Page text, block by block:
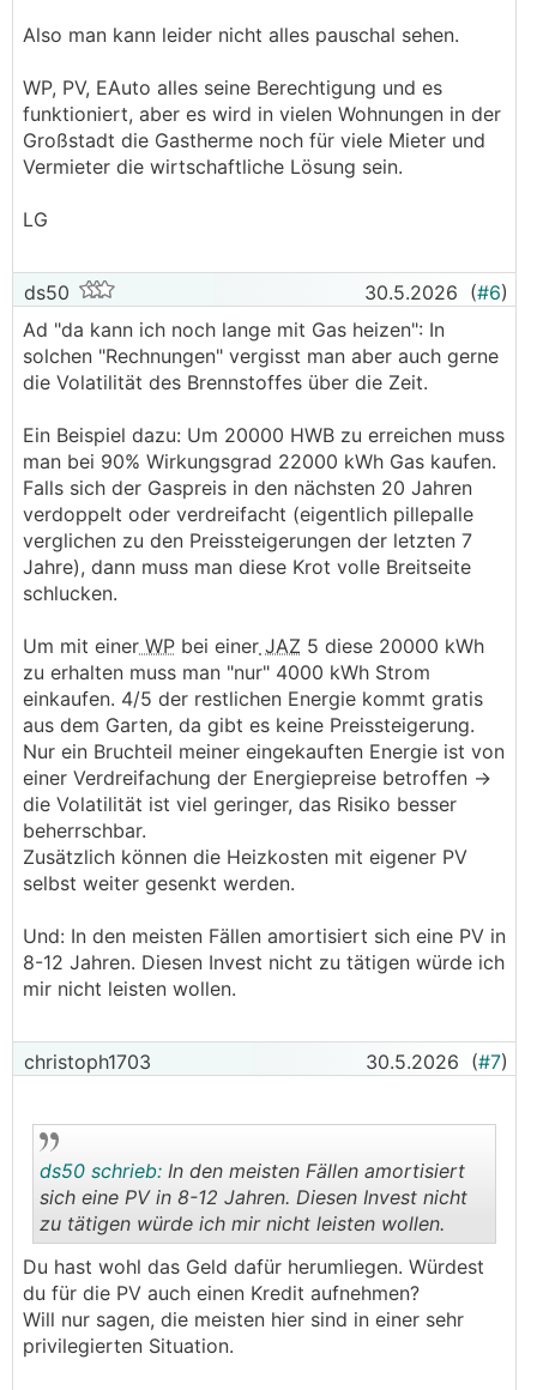
Also man kann leider nicht alles pauschal sehen.
WP, PV, EAuto alles seine Berechtigung und es
funktioniert, aber es wird in vielen Wohnungen in der
Großstadt die Gastherme noch für viele Mieter und
Vermieter die wirtschaftliche Lösung sein.
LG
ds50 30.5.2026 (#6)
Ad "da kann ich noch lange mit Gas heizen": In
solchen "Rechnungen" vergisst man aber auch gerne
die Volatilität des Brennstoffes über die Zeit.
Ein Beispiel dazu: Um 20000 HWB zu erreichen muss
man bei 90% Wirkungsgrad 22000 kWh Gas kaufen.
Falls sich der Gaspreis in den nächsten 20 Jahren
verdoppelt oder verdreifacht (eigentlich pillepalle
verglichen zu den Preissteigerungen der letzten 7
Jahre), dann muss man diese Krot volle Breitseite
schlucken.
Um mit einer WP bei einer JAZ 5 diese 20000 kWh
zu erhalten muss man "nur" 4000 kWh Strom
einkaufen. 4/5 der restlichen Energie kommt gratis
aus dem Garten, da gibt es keine Preissteigerung.
Nur ein Bruchteil meiner eingekauften Energie ist von
einer Verdreifachung der Energiepreise betroffen ->
die Volatilität ist viel geringer, das Risiko besser
beherrschbar.
Zusätzlich können die Heizkosten mit eigener PV
selbst weiter gesenkt werden.
Und: In den meisten Fällen amortisiert sich eine PV in
8-12 Jahren. Diesen Invest nicht zu tätigen würde ich
mir nicht leisten wollen.
christoph1703 30.5.2026 (#7)
..
ds50 schrieb: In den meisten Fällen amortisiert
sich eine PV in 8-12 Jahren. Diesen Invest nicht
zu tätigen würde ich mir nicht leisten wollen.
Du hast wohl das Geld dafür herumliegen. Würdest
du für die PV auch einen Kredit aufnehmen?
Will nur sagen, die meisten hier sind in einer sehr
privilegierten Situation.